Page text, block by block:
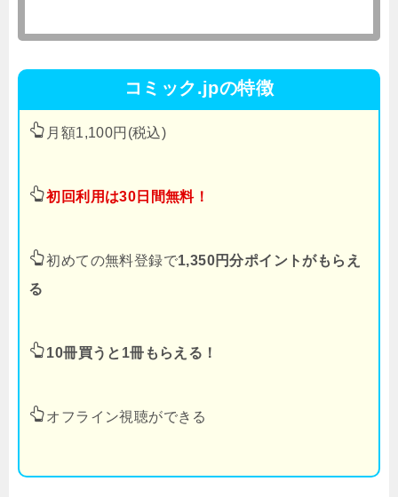
コミック.jpの特徴
月額1,100円(税込)
初回利用は30日間無料！
初めての無料登録で1,350円分ポイントがもらえ
る
10冊買うと1冊もらえる！
オフライン視聴ができる